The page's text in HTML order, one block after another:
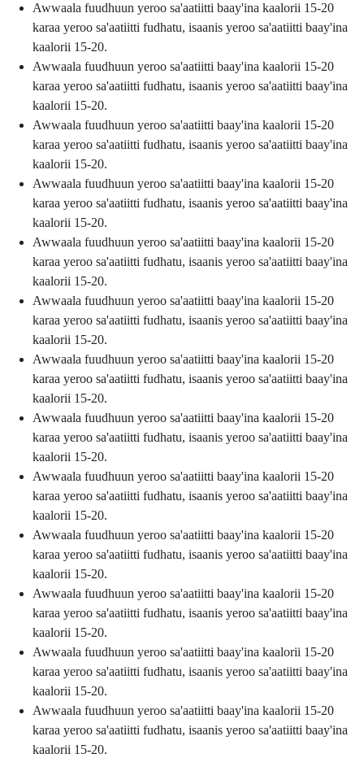
Awwaala fuudhuun yeroo sa'aatiitti baay'ina kaalorii 15-20
karaa yeroo sa'aatiitti fudhatu, isaanis yeroo sa'aatiitti baay'ina
kaalorii 15-20.
Awwaala fuudhuun yeroo sa'aatiitti baay'ina kaalorii 15-20
karaa yeroo sa'aatiitti fudhatu, isaanis yeroo sa'aatiitti baay'ina
kaalorii 15-20.
Awwaala fuudhuun yeroo sa'aatiitti baay'ina kaalorii 15-20
karaa yeroo sa'aatiitti fudhatu, isaanis yeroo sa'aatiitti baay'ina
kaalorii 15-20.
Awwaala fuudhuun yeroo sa'aatiitti baay'ina kaalorii 15-20
karaa yeroo sa'aatiitti fudhatu, isaanis yeroo sa'aatiitti baay'ina
kaalorii 15-20.
Awwaala fuudhuun yeroo sa'aatiitti baay'ina kaalorii 15-20
karaa yeroo sa'aatiitti fudhatu, isaanis yeroo sa'aatiitti baay'ina
kaalorii 15-20.
Awwaala fuudhuun yeroo sa'aatiitti baay'ina kaalorii 15-20
karaa yeroo sa'aatiitti fudhatu, isaanis yeroo sa'aatiitti baay'ina
kaalorii 15-20.
Awwaala fuudhuun yeroo sa'aatiitti baay'ina kaalorii 15-20
karaa yeroo sa'aatiitti fudhatu, isaanis yeroo sa'aatiitti baay'ina
kaalorii 15-20.
Awwaala fuudhuun yeroo sa'aatiitti baay'ina kaalorii 15-20
karaa yeroo sa'aatiitti fudhatu, isaanis yeroo sa'aatiitti baay'ina
kaalorii 15-20.
Awwaala fuudhuun yeroo sa'aatiitti baay'ina kaalorii 15-20
karaa yeroo sa'aatiitti fudhatu, isaanis yeroo sa'aatiitti baay'ina
kaalorii 15-20.
Awwaala fuudhuun yeroo sa'aatiitti baay'ina kaalorii 15-20
karaa yeroo sa'aatiitti fudhatu, isaanis yeroo sa'aatiitti baay'ina
kaalorii 15-20.
Awwaala fuudhuun yeroo sa'aatiitti baay'ina kaalorii 15-20
karaa yeroo sa'aatiitti fudhatu, isaanis yeroo sa'aatiitti baay'ina
kaalorii 15-20.
Awwaala fuudhuun yeroo sa'aatiitti baay'ina kaalorii 15-20
karaa yeroo sa'aatiitti fudhatu, isaanis yeroo sa'aatiitti baay'ina
kaalorii 15-20.
Awwaala fuudhuun yeroo sa'aatiitti baay'ina kaalorii 15-20
karaa yeroo sa'aatiitti fudhatu, isaanis yeroo sa'aatiitti baay'ina
kaalorii 15-20.